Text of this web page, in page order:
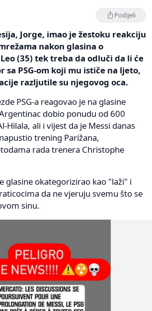
Podijeli
Jorge, imao je žestoku reakciju
nakon glasina o
(35) tek treba da odluči da li će
PSG-om koji mu ističe na ljeto,
razljutile su njegovog oca.
PSG-a reagovao je na glasine
dobio ponudu od 600
Hilala, ali i vijest da je Messi danas
trening Parižana,
rada trenera Christophe
glasine okategorizirao kao "laži" i
da ne vjeruju svemu što se
sinu.